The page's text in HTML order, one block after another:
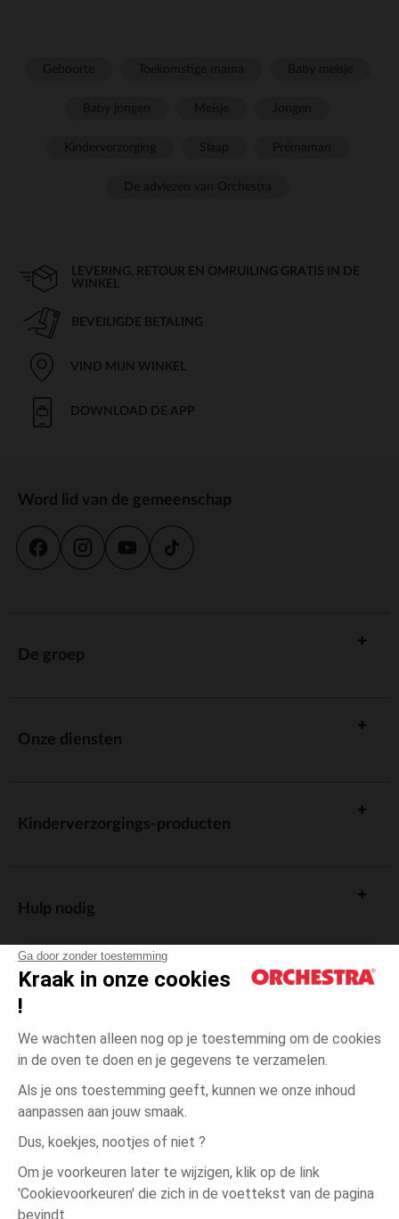
Ga door zonder toestemming
Kraak in onze cookies
!
We wachten alleen nog op je toestemming om de cookies
in de oven te doen en je gegevens te verzamelen.
Als je ons toestemming geeft, kunnen we onze inhoud
aanpassen aan jouw smaak.
Dus, koekjes, nootjes of niet ?
Om je voorkeuren later te wijzigen, klik op de link
'Cookievoorkeuren' die zich in de voettekst van de pagina
bevindt.
Roze Roze
één
LEVERING, RETOUR EN OMRUILING GRATIS IN DE
WINKEL
BEVEILIGDE BETALING
VIND MIJN WINKEL
DOWNLOAD DE APP
Word lid van de gemeenschap
De groep
Onze diensten
Kinderverzorgings-producten
Hulp nodig
Algemene verkoopsvoorwaarden
Wettelijke bepalingen
Persoonsgegevens